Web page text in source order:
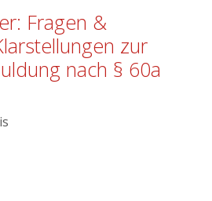
Fragen &
zur
nach § 60a